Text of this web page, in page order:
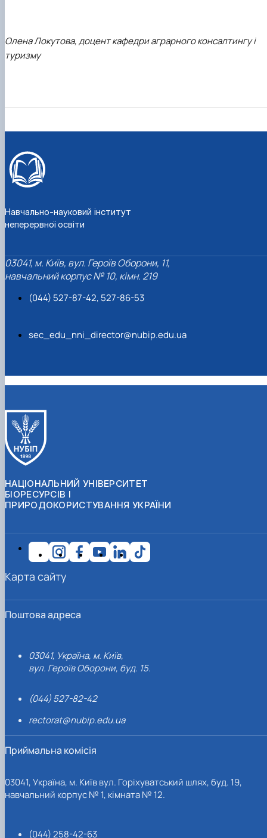
Олена Локутова,доцент кафедри аграрного консалтингу і
туризму
Навчально-науковий інститут
неперервної освіти
03041, м. Київ, вул. Героїв Оборони, 11,
навчальний корпус № 10, кімн. 219
(044) 527-87-42, 527-86-53
sec_edu_nni_director@nubip.edu.ua
НАЦІОНАЛЬНИЙ УНІВЕРСИТЕТ
БІОРЕСУРСІВ І
ПРИРОДОКОРИСТУВАННЯ УКРАЇНИ
Поштова адреса
03041, Україна, м. Київ,
вул. Героїв Оборони, буд. 15.
(044) 527-82-42
rectorat@nubip.edu.ua
Приймальна комісія
03041, Україна, м. Київ вул. Горіхуватський шлях, буд. 19,
навчальний корпус № 1, кімната № 12.
(044) 258-42-63
Карта сайту